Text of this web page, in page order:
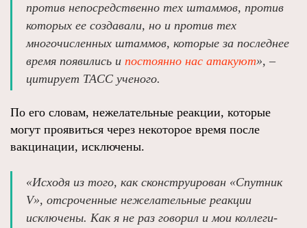
против непосредственно тех штаммов, против
которых ее создавали, но и против тех
многочисленных штаммов, которые за последнее
время появились и постоянно нас атакуют», –
цитирует ТАСС ученого.
По его словам, нежелательные реакции, которые
могут проявиться через некоторое время после
вакцинации, исключены.
«Исходя из того, как сконструирован «Спутник
V», отсроченные нежелательные реакции
исключены. Как я не раз говорил и мои коллеги-